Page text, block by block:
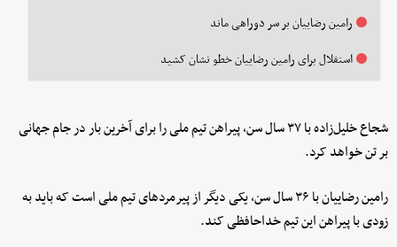
رامین رضاییان بر سر دوراهی ماند
استقلال برای رامین رضاییان خطو نشان کشید
شجاع خلیل‌زاده با ۳۷ سال سن، پیراهن تیم ملی را برای آخرین بار در جام جهانی
بر تن خواهد کرد.
رامین رضاییان با ۳۶ سال سن، یکی دیگر از پیرمردهای تیم ملی است که باید به
زودی با پیراهن این تیم خداحافظی کند.